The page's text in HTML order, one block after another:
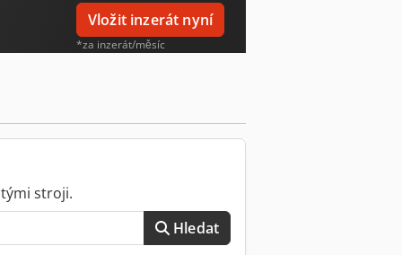
Vložit inzerát nyní
*za inzerát/měsíc
stroji.
Hledat